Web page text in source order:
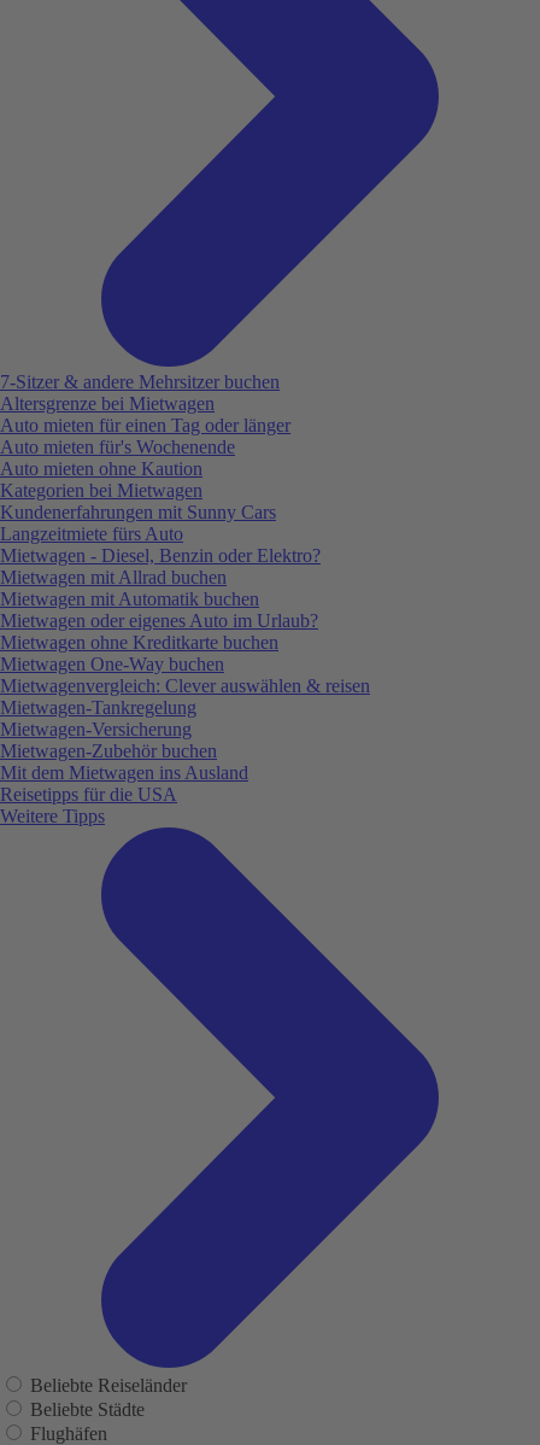
7-Sitzer & andere Mehrsitzer buchen
Altersgrenze bei Mietwagen
Auto mieten für einen Tag oder länger
Auto mieten für's Wochenende
Auto mieten ohne Kaution
Kategorien bei Mietwagen
Kundenerfahrungen mit Sunny Cars
Langzeitmiete fürs Auto
Mietwagen - Diesel, Benzin oder Elektro?
Mietwagen mit Allrad buchen
Mietwagen mit Automatik buchen
Mietwagen oder eigenes Auto im Urlaub?
Mietwagen ohne Kreditkarte buchen
Mietwagen One-Way buchen
Mietwagenvergleich: Clever auswählen & reisen
Mietwagen-Tankregelung
Mietwagen-Versicherung
Mietwagen-Zubehör buchen
Mit dem Mietwagen ins Ausland
Reisetipps für die USA
Weitere Tipps
Beliebte Reiseländer
Beliebte Städte
Flughäfen